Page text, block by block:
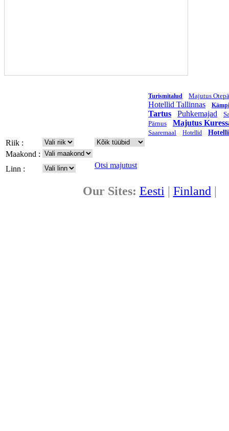
Turismitalud Majutus
Hotellid Tallinnas
Tartus Puhkemajad
Pärnus
Majutus
Saaremaal Hotellid
Riik :
Maakond :
Linn :
Otsi majutust
Our Sites: Eesti | Finland |